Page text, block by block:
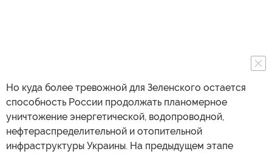
Но куда более тревожной для Зеленского остается
способность России продолжать планомерное
уничтожение энергетической, водопроводной,
нефтераспределительной и отопительной
инфраструктуры Украины. На предыдущем этапе